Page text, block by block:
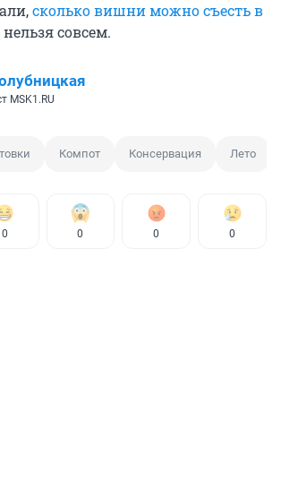
сколько вишни можно съесть в
совсем.
MSK1.RU
Компот Консервация Лето
0 0 0 0